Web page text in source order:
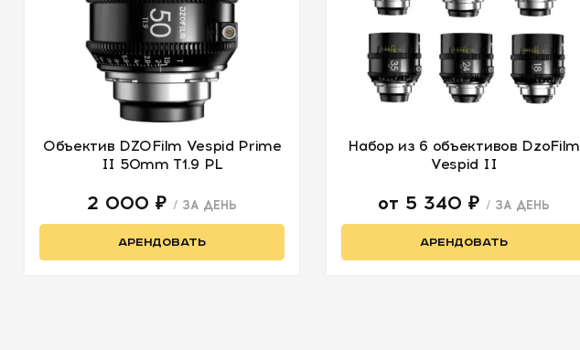
Объектив DZOFilm Vespid Prime
II 50mm T1.9 PL
2 000 ₽ / ЗА ДЕНЬ
АРЕНДОВАТЬ
Набор из 6 объективов DzoFilm
Vespid II
от 5 340 ₽ / ЗА ДЕНЬ
АРЕНДОВАТЬ